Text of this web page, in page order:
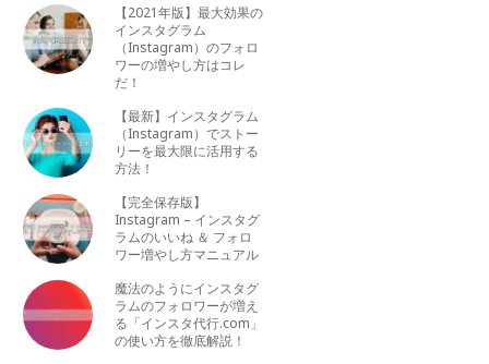
【2021年版】最大効果の
インスタグラム
（Instagram）のフォロ
ワーの増やし方はコレ
だ！
【最新】インスタグラム
（Instagram）でストー
リーを最大限に活用する
方法！
【完全保存版】
Instagram – インスタグ
ラムのいいね ＆ フォロ
ワー増やし方マニュアル
魔法のようにインスタグ
ラムのフォロワーが増え
る「インスタ代行.com」
の使い方を徹底解説！